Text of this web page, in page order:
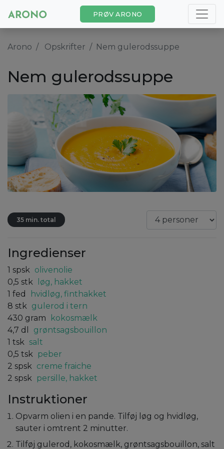
PRØV ARONO
Arono Opskrifter Nem gulerodssuppe
Nem gulerodssuppe
35 min. total
Ingredienser
1 spsk olivenolie
0,5 stk
løg, hakket
1 fed
hvidløg, finthakket
8 stk gulerod i tern
430 gram
kokosmælk
4,7 dl
grøntsagsbouillon
1 tsk salt
0,5 tsk peber
2 spsk creme fraiche
2 spsk persille, hakket
Instruktioner
Opvarm olien i en pande. Tilføj løg og hvidløg,
sauter i omtrent 2 minutter.
Tilføj gulerod, kokosmælk, grøntsagsbouillon, salt